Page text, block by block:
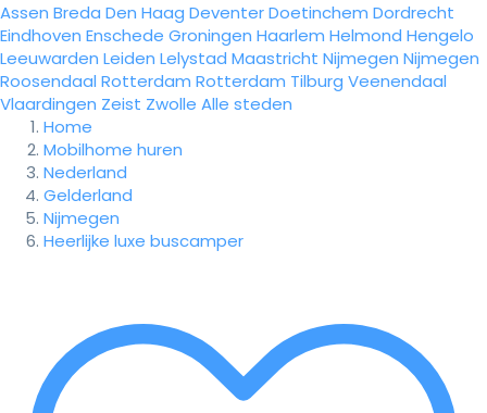
Assen Breda Den Haag DeventerDoetinchem Dordrecht
Eindhoven Enschede Groningen Haarlem Helmond Hengelo
Leeuwarden Leiden Lelystad Maastricht Nijmegen Nijmegen
Roosendaal Rotterdam Rotterdam Tilburg Veenendaal
Vlaardingen Zeist Zwolle Alle steden
Home
Mobilhome huren
Nederland
Gelderland
Nijmegen
Heerlijke luxe buscamper